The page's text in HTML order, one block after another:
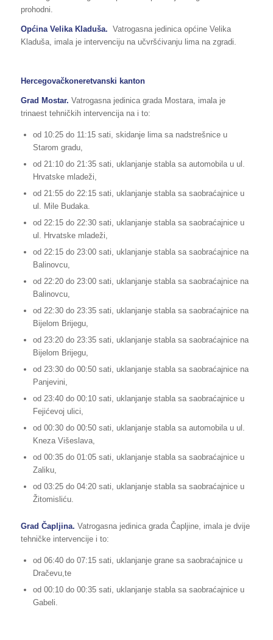
prohodni.
Općina Velika Kladuša. Vatrogasna jedinica općine Velika
Kladuša, imala je intervenciju na učvršćivanju lima na zgradi.
Hercegovačkoneretvanski kanton
Grad Mostar. Vatrogasna jedinica grada Mostara, imala je
trinaest tehničkih intervencija na i to:
od 10:25 do 11:15 sati, skidanje lima sa nadstrešnice u
Starom gradu,
od 21:10 do 21:35 sati, uklanjanje stabla sa automobila u ul.
Hrvatske mladeži,
od 21:55 do 22:15 sati, uklanjanje stabla sa saobraćajnice u
ul. Mile Budaka.
od 22:15 do 22:30 sati, uklanjanje stabla sa saobraćajnice u
ul. Hrvatske mladeži,
od 22:15 do 23:00 sati, uklanjanje stabla sa saobraćajnice na
Balinovcu,
od 22:20 do 23:00 sati, uklanjanje stabla sa saobraćajnice na
Balinovcu,
od 22:30 do 23:35 sati, uklanjanje stabla sa saobraćajnice na
Bijelom Brijegu,
od 23:20 do 23:35 sati, uklanjanje stabla sa saobraćajnice na
Bijelom Brijegu,
od 23:30 do 00:50 sati, uklanjanje stabla sa saobraćajnice na
Panjevini,
od 23:40 do 00:10 sati, uklanjanje stabla sa saobraćajnice u
Fejićevoj ulici,
od 00:30 do 00:50 sati, uklanjanje stabla sa automobila u ul.
Kneza Višeslava,
od 00:35 do 01:05 sati, uklanjanje stabla sa saobraćajnice u
Zaliku,
od 03:25 do 04:20 sati, uklanjanje stabla sa saobraćajnice u
Žitomisliću.
Grad Čapljina. Vatrogasna jedinica grada Čapljine, imala je dvije
tehničke intervencije i to:
od 06:40 do 07:15 sati, uklanjanje grane sa saobraćajnice u
Dračevu,te
od 00:10 do 00:35 sati, uklanjanje stabla sa saobraćajnice u
Gabeli.